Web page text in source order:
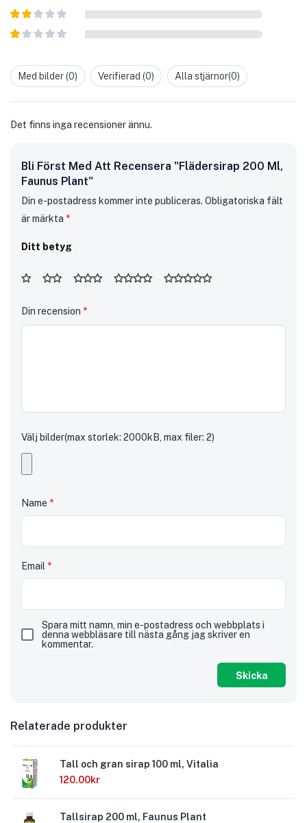
Betygsatt
3av 5
Betygsatt
2av
avMed bilder (0) Verifierad (0) Alla stjärnor(0)
Det finns inga recensioner ännu.
Bli Först Med Att Recensera "Flädersirap 200 Ml,
Faunus Plant"
Din e-postadress kommer inte publiceras. Obligatoriska fält
är märkta *
Ditt betyg
Din recension *
Välj bilder(max storlek: 2000kB, max filer: 2)
Name *
Email *
Spara mitt namn, min e-postadress och webbplats i
denna webbläsare till nästa gång jag skriver en
kommentar.
Relaterade produkter
Tall och gran sirap 100 ml, Vitalia
120.00kr
Tallsirap 200 ml, Faunus Plant